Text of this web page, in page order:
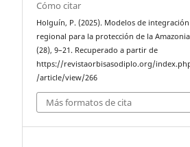
Cómo citar
Holguín, P. (2025). Modelos de integración
regional para la protección de la
(28), 9–21. Recuperado a partir de
https://revistaorbisasodiplo.org/
/article/view/266
Más formatos de cita